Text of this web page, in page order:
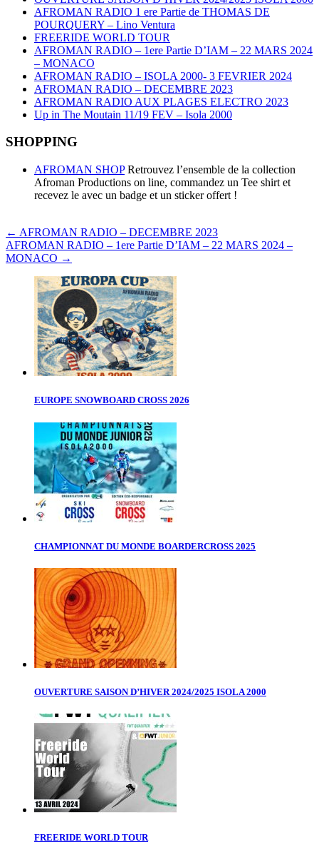
AFROMAN RADIO 1 ere Partie de THOMAS DE
POURQUERY – Lino Ventura
FREERIDE WORLD TOUR
AFROMAN RADIO – 1ere Partie D’IAM – 22 MARS 2024
– MONACO
AFROMAN RADIO – ISOLA 2000- 3 FEVRIER 2024
AFROMAN RADIO – DECEMBRE 2023
AFROMAN RADIO AUX PLAGES ELECTRO 2023
Up in The Moutain 11/19 FEV – Isola 2000
SHOPPING
AFROMAN SHOPRetrouvez l’ensemble de la collection
Afroman Productions on line, commandez un Tee shirt et
recevez le avec un badge et un sticker offert !
← AFROMAN RADIO – DECEMBRE 2023
AFROMAN RADIO – 1ere Partie D’IAM – 22 MARS 2024 –
MONACO →
EUROPE SNOWBOARD CROSS 2026
CHAMPIONNAT DU MONDE BOARDERCROSS 2025
OUVERTURE SAISON D’HIVER 2024/2025 ISOLA 2000
FREERIDE WORLD TOUR